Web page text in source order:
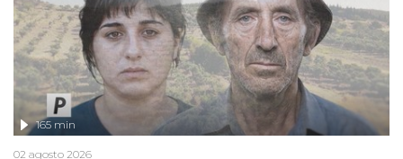
165 min
02 agosto 2026